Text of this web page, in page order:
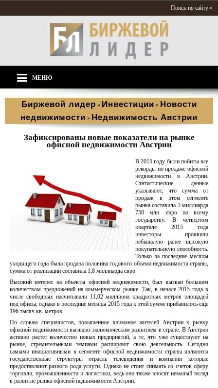
Поиск по сайту »
МЕНЮ
Биржевой лидер » Инвестиции » Новости
недвижимости » Недвижимость Австрии
Зафиксированы новые показатели на рынке
офисной недвижимости Австрии
В 2015 году были побиты все
рекорды по продаже офисной
недвижимости в Австрии.
Статистические данные
указывают, что сумма от
продаж в этом сегменте
рынка составила 3 миллиарда
750 млн. евро по всему
государству. В четвертом
квартале 2015 года
инвесторы проявили
небывалую ранее высокую
покупательскую способность.
Только за последние месяцы
уходящего года была продана половина годового объема недвижимости страны,
сумма от реализации составила 1,8 миллиарда евро.
Высокий интерес на объекты офисной недвижимости, был вызван большим
количеством предложений на коммерческом рынке. Так, в начале 2015 года в
числе свободных насчитывали 11,02 миллиона квадратных метров площадей
под офисы, однако в последние месяцы 2015 года к этой сумме прибавилось еще
196 тысяч кв. метров.
По словам специалистов, повышенное внимание жителей Австрии к рынку
офисной недвижимости вызвано экономическим развитием в стране. В Австрии
активно растет количество новых предприятий, а те, что уже существуют на
рынке, стремительными темпами расширяют свою деятельность. Сегодня
самыми инициативными в сегменте офисной недвижимости страны являются
государственные структуры отрасль телевидения и компании которые
предоставляют разного рода услуги. Однако не стоит снимать со счетов сферу
торговли, промышленности и логистики, ведь они также вносят немалый вклад
в развитие рынка офисной недвижимости Австрии.